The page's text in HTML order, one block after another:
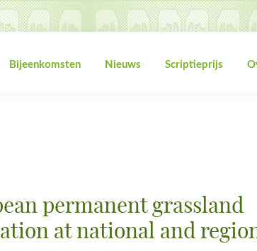
Bijeenkomsten Nieuws Scriptieprijs
permanent grassland
at national and